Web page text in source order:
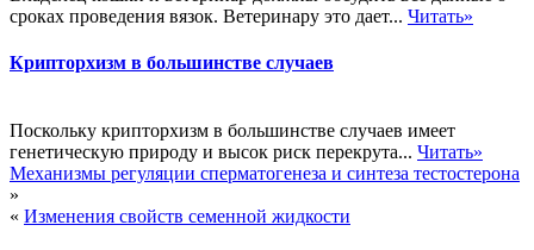
сроках проведения вязок. Ветеринару это дает... Читать»
Крипторхизм в большинстве случаев
Поскольку крипторхизм в большинстве случаев имеет
генетическую природу и высок риск перекрута... Читать»
Механизмы регуляции сперматогенеза и синтеза тестостерона
»
« Изменения свойств семенной жидкости